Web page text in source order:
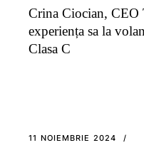
Crina Ciocian, CEO
experiența sa la
Clasa C
11 NOIEMBRIE 2024